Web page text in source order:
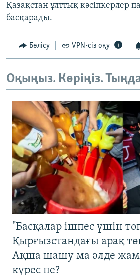
Қазақстан ұлттық кәсіпкерлер
басқарады.
Бөлісу VPN-сіз оқу
Оқыңыз. Көріңіз.
"Басқалар ішпес үшін
Қырғызстандағы арақ
Ақша шашу ма әлде
күрес пе?